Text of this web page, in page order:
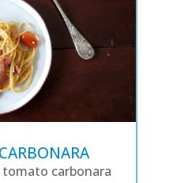
carbonara